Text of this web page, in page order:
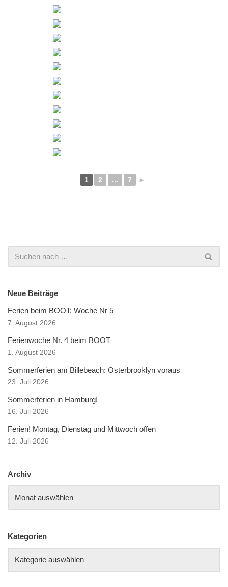
1 2 ... 7 ►
Neue Beiträge
Ferien beim BOOT: Woche Nr 5
7. August 2026
Ferienwoche Nr. 4 beim BOOT
1. August 2026
Sommerferien am Billebeach: Osterbrooklyn voraus
23. Juli 2026
Sommerferien in Hamburg!
16. Juli 2026
Ferien! Montag, Dienstag und Mittwoch offen
12. Juli 2026
Archiv
Kategorien